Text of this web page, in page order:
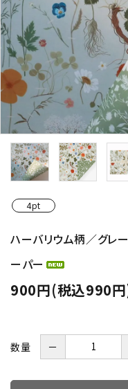
4pt
ハーバリウム柄／グレ
ーパー
900円(税込990
数量 －